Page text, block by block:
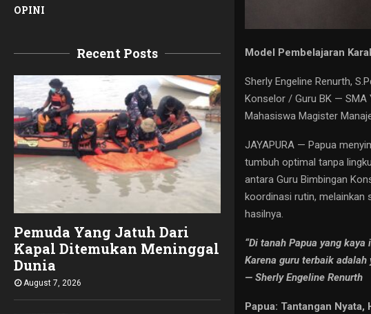
OPINI
Recent Posts
Pemuda Yang Jatuh Dari
Kapal Ditemukan Meninggal
Dunia
August 7, 2026
Model Pembelajaran
Sherly Engeline Renurth,
Konselor / Guru BK — SMA
Mahasiswa Magister
JAYAPURA — Papua
tumbuh optimal tanpa
antara Guru Bimbingan
koordinasi rutin, melainkan
hasilnya.
“Di tanah Papua yang
Karena guru terbaik
— Sherly Engeline Renurth
Papua: Tantangan